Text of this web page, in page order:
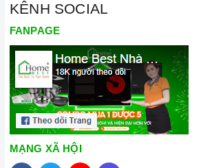
KÊNH SOCIAL
FANPAGE
MẠNG XÃ HỘI